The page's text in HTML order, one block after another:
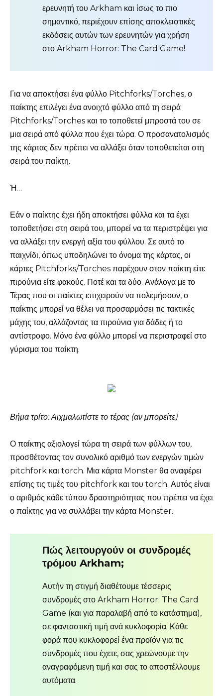
ερευνητή του Arkham και ίσως το πιο
σημαντικό, περιέχουν επίσης αποκλειστικές
εκδόσεις αυτών των ερευνητών για χρήση
στο Arkham Horror: The Card Game!
Για να αποκτήσει ένα φύλλο Pitchforks/Torches, ο
παίκτης επιλέγει ένα ανοιχτό φύλλο από τη σειρά
Pitchforks/Torches και το τοποθετεί μπροστά του σε
μια σειρά από φύλλα που έχει τώρα. Ο προσανατολισμός
της κάρτας δεν πρέπει να αλλάξει όταν τοποθετείται στη
σειρά του παίκτη.
Ή…
Εάν ο παίκτης έχει ήδη αποκτήσει φύλλα και τα έχει
τοποθετήσει στη σειρά του, μπορεί να τα περιστρέψει για
να αλλάξει την ενεργή αξία του φύλλου. Σε αυτό το
παιχνίδι, όπως υποδηλώνει το όνομα της κάρτας, οι
κάρτες Pitchforks/Torches παρέχουν στον παίκτη είτε
πιρούνια είτε φακούς. Ποτέ και τα δύο. Ανάλογα με το
Τέρας που οι παίκτες επιχειρούν να πολεμήσουν, ο
παίκτης μπορεί να θέλει να προσαρμόσει τις τακτικές
μάχης του, αλλάζοντας τα πιρούνια για δάδες ή το
αντίστροφο. Μόνο ένα φύλλο μπορεί να περιστραφεί στο
γύρισμα του παίκτη.
Βήμα τρίτο: Αιχμαλωτίστε το τέρας (αν μπορείτε)
Ο παίκτης αξιολογεί τώρα τη σειρά των φύλλων του,
προσθέτοντας τον συνολικό αριθμό των ενεργών τιμών
pitchfork και torch. Μια κάρτα Monster θα αναφέρει
επίσης τις τιμές του pitchfork και του torch. Αυτός είναι
ο αριθμός κάθε τύπου δραστηριότητας που πρέπει να έχει
ο παίκτης για να συλλάβει την κάρτα Monster.
Πώς λειτουργούν οι συνδρομές
τρόμου Arkham;
Αυτήν τη στιγμή διαθέτουμε τέσσερις
συνδρομές στο Arkham Horror: The Card
Game (και για παραλαβή από το κατάστημα),
σε φανταστική τιμή ανά κυκλοφορία. Κάθε
φορά που κυκλοφορεί ένα προϊόν για τις
συνδρομές που έχετε, σας χρεώνουμε την
αναγραφόμενη τιμή και σας το αποστέλλουμε
αυτόματα.